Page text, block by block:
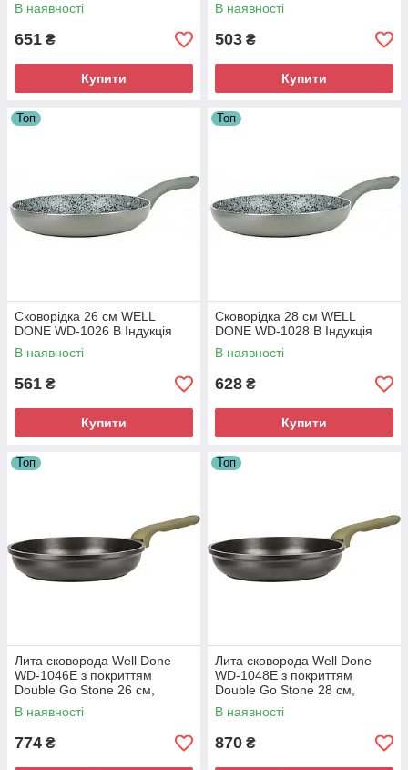
В наявності
651 ₴
Купити
В наявності
503 ₴
Купити
Топ
Сковорідка 26 см WELL
DONE WD-1026 В Індукція
В наявності
561 ₴
Купити
Топ
Сковорідка 28 см WELL
DONE WD-1028 В Індукція
В наявності
628 ₴
Купити
Топ
Лита сковорода Well Done
WD-1046E з покриттям
Double Go Stone 26 см,
сковорода з індукційним
дном
В наявності
774 ₴
Топ
Лита сковорода Well Done
WD-1048E з покриттям
Double Go Stone 28 см,
сковорода з індукційним
дном
В наявності
870 ₴